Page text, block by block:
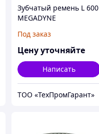
Зубчатый ремень L 600
MEGADYNE
Под заказ
Цену уточняйте
Написать
ТОО «ТехПромГарант»